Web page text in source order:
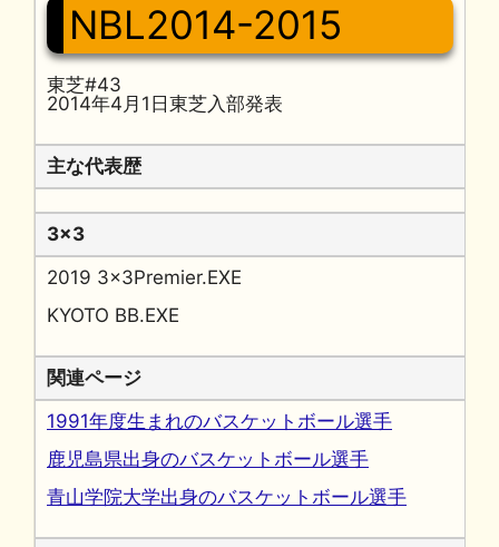
NBL2014-2015
東芝#43
2014年4月1日東芝入部発表
主な代表歴
3x3
2019 3x3Premier.EXE
KYOTO BB.EXE
関連ページ
1991年度生まれのバスケットボール選手
鹿児島県出身のバスケットボール選手
青山学院大学出身のバスケットボール選手